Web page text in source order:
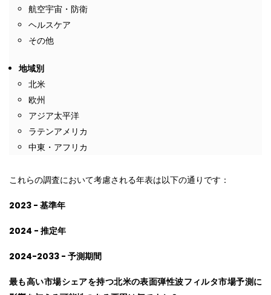
航空宇宙・防衛
ヘルスケア
その他
地域別
北米
欧州
アジア太平洋
ラテンアメリカ
中東・アフリカ
これらの調査において考慮される年表は以下の通りです：
2023 - 基準年
2024 - 推定年
2024-2033 - 予測期間
最も高い市場シェアを持つ北米の表面弾性波フィルタ市場予測に